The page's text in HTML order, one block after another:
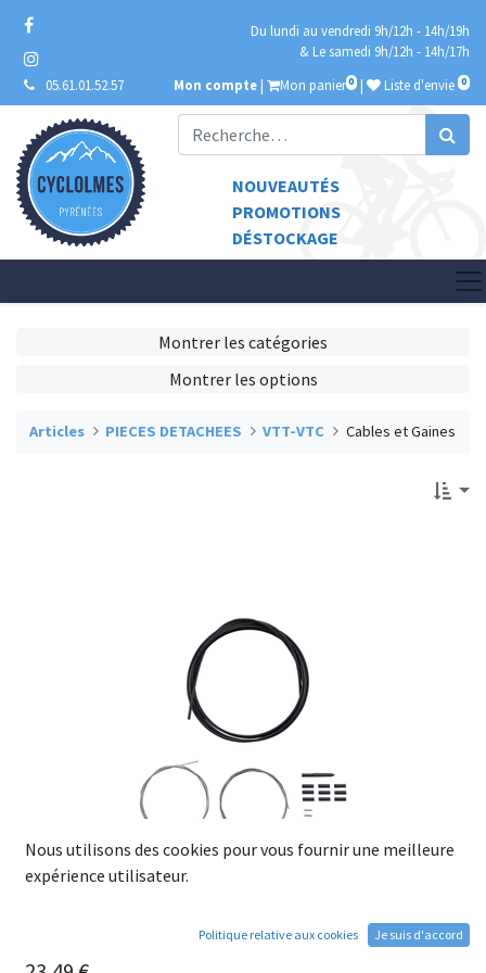
Du lundi au vendredi 9h/12h - 14h/19h
& Le samedi 9h/12h - 14h/17h
05.61.01.52.57
Mon compte | Mon panier 0 | Liste d'envie 0
NOUVEAUTÉS
PROMOTIONS
DÉSTOCKAGE
Montrer les catégories
Montrer les options
Articles PIECES DETACHEES VTT-VTC Cables et Gaines
Kit SHIMANO Cables,Gaines et embouts pour Dérailleurs
Nous utilisons des cookies pour vous fournir une meilleure
expérience utilisateur.
Politique relative aux cookies Je suis d'accord